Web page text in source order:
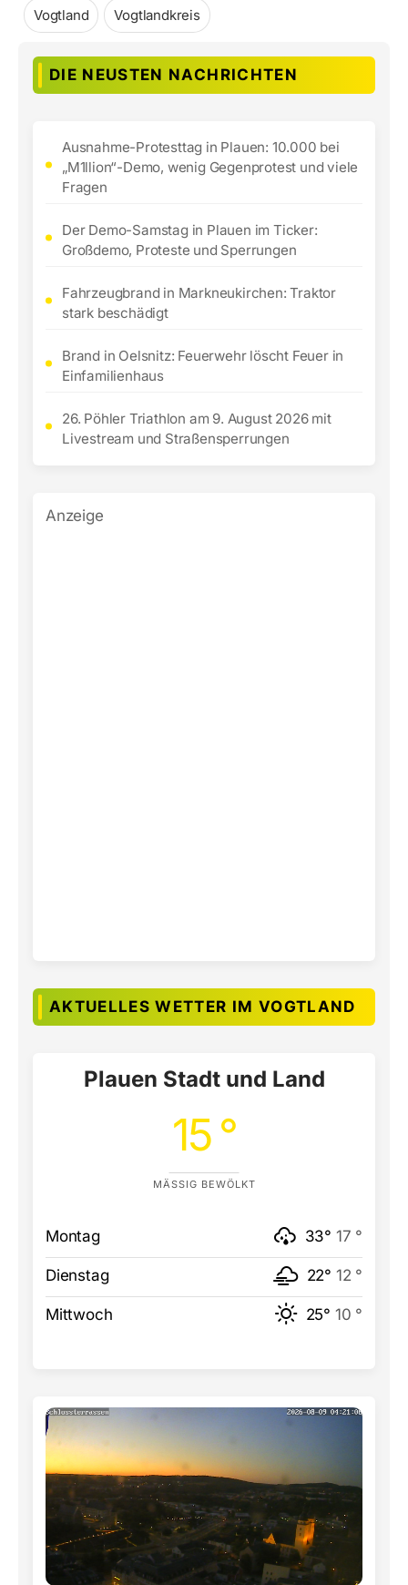
Vogtland Vogtlandkreis
DIE NEUSTEN NACHRICHTEN
Ausnahme-Protesttag in Plauen: 10.000 bei
„M1llion“-Demo, wenig Gegenprotest und viele
Fragen
Der Demo-Samstag in Plauen im Ticker:
Großdemo, Proteste und Sperrungen
Fahrzeugbrand in Markneukirchen: Traktor
stark beschädigt
Brand in Oelsnitz: Feuerwehr löscht Feuer in
Einfamilienhaus
26. Pöhler Triathlon am 9. August 2026 mit
Livestream und Straßensperrungen
Anzeige
AKTUELLES WETTER IM VOGTLAND
Plauen Stadt und Land
15 °
MÄSSIG BEWÖLKT
Montag 33° 17 °
Dienstag 22° 12 °
Mittwoch 25° 10 °